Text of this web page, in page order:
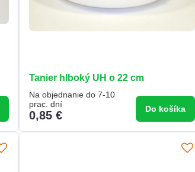
Tanier hlboký UH o 22 cm
Na objednanie do 7-10
prac. dní
0,85 € Do košíka